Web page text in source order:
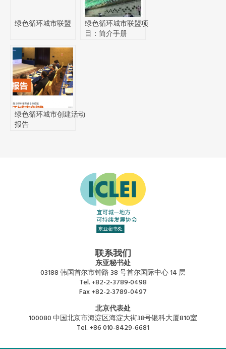
绿色循环城市联盟
绿色循环城市联盟项
目：简介手册
绿色循环城市创建活动
报告
联系我们
东亚秘书处
03188 韩国首尔市钟路 38 号首尔国际中心 14 层
Tel.+82-2-3789-0498
Fax+82-2-3789-0497
北京代表处
100080 中国北京市海淀区海淀大街38号银科大厦810室
Tel. +86 010-8429-6681